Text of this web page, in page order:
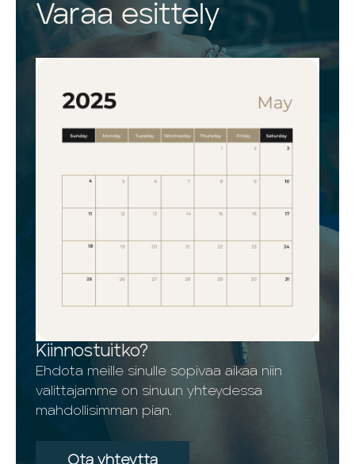
Varaa esittely
Kiinnostuitko?
Ehdota meille sinulle sopivaa aikaa niin
valittajamme on sinuun yhteydessa
mahdollisimman pian.
Ota yhteytta